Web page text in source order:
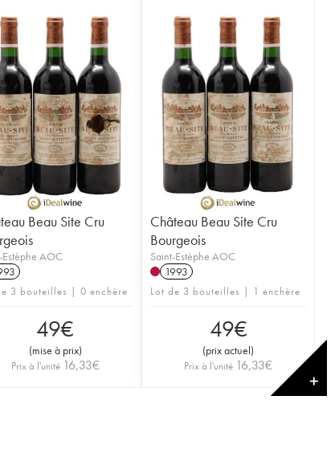
Beau Site Cru
Estèphe AOC
3 bouteilles | 0 enchère
49€
(mise à prix)
Prix à l'unité 16,33€
Château Beau Site Cru
Bourgeois
Saint-Estèphe AOC
1993
Lot de 3 bouteilles | 1 enchère
49€
(prix actuel)
Prix à l'unité 16,33€
✕